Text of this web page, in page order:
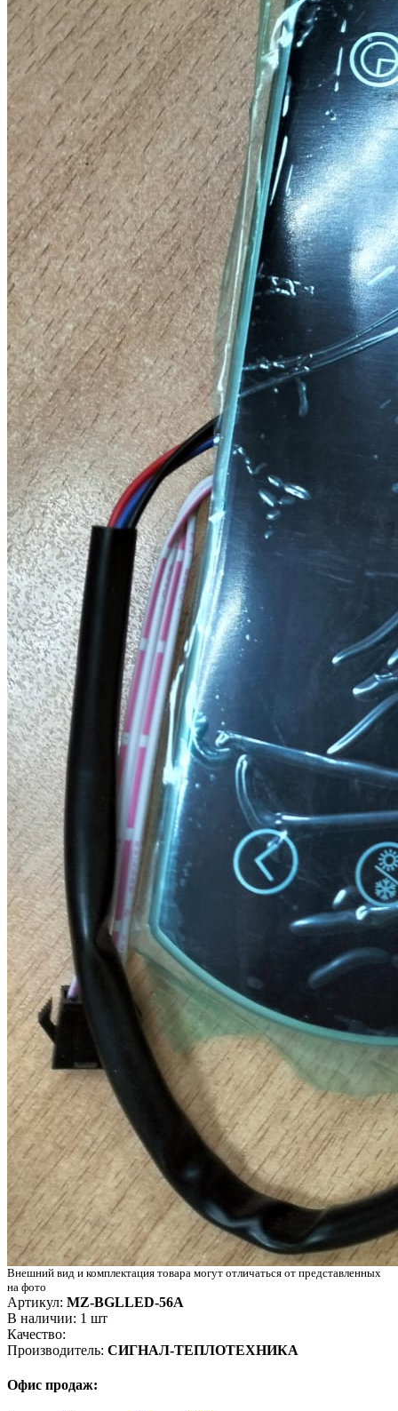
Внешний вид и комплектация товара могут отличаться от представленных
на фото
Артикул: MZ-BGLLED-56A
В наличии: 1 шт
Качество:
Производитель: СИГНАЛ-ТЕПЛОТЕХНИКА
Офис продаж: